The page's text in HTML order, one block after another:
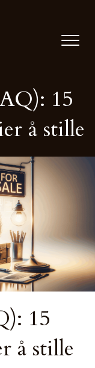
15
å stille
15
å stille